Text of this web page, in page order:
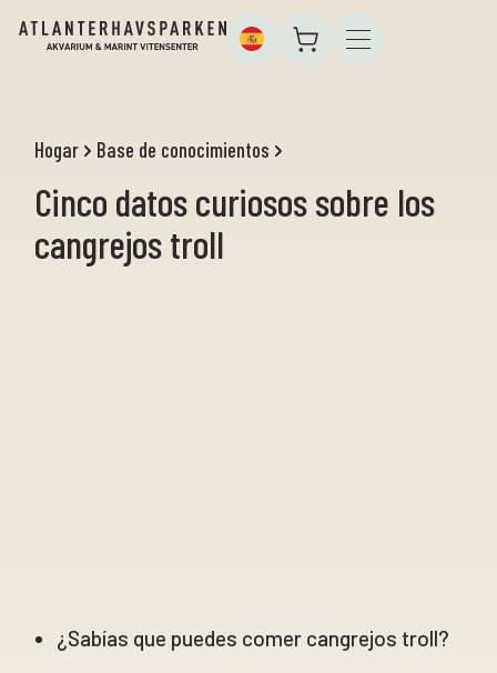
Hogar Base de conocimientos
Cinco datos curiosos sobre los
cangrejos troll
¿Sabías que puedes comer cangrejos troll?